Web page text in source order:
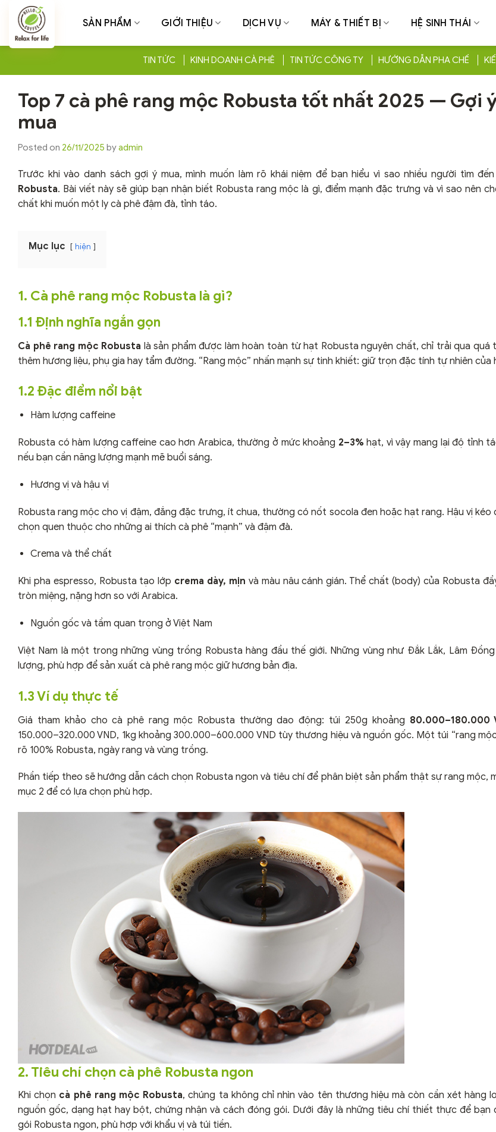
Chuyển
dung
SẢN PHẨM GIỚI THIỆU DỊCH VỤ MÁY & THIẾT BỊ HỆ SINH THÁI
TIN TỨC KINH DOANH CÀ PHÊ TIN TỨC CÔNG TY HƯỚNG DẪN PHA CHẾ
Top 7 cà phê rang mộc Robusta tốt nhất 2025 — Gợi
mua
Posted on 26/11/2025 byadmin
Trước khi vào danh sách gợi ý mua, mình muốn làm rõ khái niệm để bạn hiểu vì sao nhiều người tìm đến
Robusta. Bài viết này sẽ giúp bạn nhận biết Robusta rang mộc là gì, điểm mạnh đặc trưng và vì sao nên
chất khi muốn một ly cà phê đậm đà, tỉnh táo.
Mục lục hiện
1. Cà phê rang mộc Robusta là gì?
1.1 Định nghĩa ngắn gọn
Cà phê rang mộc Robusta là sản phẩm được làm hoàn toàn từ hạt Robusta nguyên chất, chỉ trải qua quá
thêm hương liệu, phụ gia hay tẩm đường. “Rang mộc” nhấn mạnh sự tinh khiết: giữ trọn đặc tính tự nhiên của
1.2 Đặc điểm nổi bật
Hàm lượng caffeine
Robusta có hàm lượng caffeine cao hơn Arabica, thường ở mức khoảng 2–3% hạt, vì vậy mang lại độ tỉnh
nếu bạn cần năng lượng mạnh mẽ buổi sáng.
Hương vị và hậu vị
Robusta rang mộc cho vị đậm, đắng đặc trưng, ít chua, thường có nốt socola đen hoặc hạt rang. Hậu vị kéo
chọn quen thuộc cho những ai thích cà phê “mạnh” và đậm đà.
Crema và thể chất
Khi pha espresso, Robusta tạo lớp crema dày, mịn và màu nâu cánh gián. Thể chất (body) của Robusta
tròn miệng, nặng hơn so với Arabica.
Nguồn gốc và tầm quan trọng ở Việt Nam
Việt Nam là một trong những vùng trồng Robusta hàng đầu thế giới. Những vùng như Đắk Lắk, Lâm
lượng, phù hợp để sản xuất cà phê rang mộc giữ hương bản địa.
1.3 Ví dụ thực tế
Giá tham khảo cho cà phê rang mộc Robusta thường dao động: túi 250g khoảng 80.000–180.000
150.000–320.000 VND, 1kg khoảng 300.000–600.000 VND tùy thương hiệu và nguồn gốc. Một túi “rang
rõ 100% Robusta, ngày rang và vùng trồng.
Phần tiếp theo sẽ hướng dẫn cách chọn Robusta ngon và tiêu chí để phân biệt sản phẩm thật sự rang mộc,
mục 2 để có lựa chọn phù hợp.
2. Tiêu chí chọn cà phê Robusta ngon
Khi chọn cà phê rang mộc Robusta, chúng ta không chỉ nhìn vào tên thương hiệu mà còn cần xét hàng
nguồn gốc, dạng hạt hay bột, chứng nhận và cách đóng gói. Dưới đây là những tiêu chí thiết thực để bạn
gói Robusta ngon, phù hợp với khẩu vị và túi tiền.